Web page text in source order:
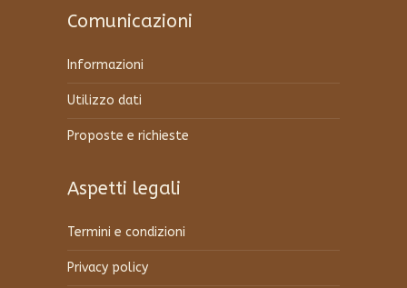
Comunicazioni
Informazioni
Utilizzo dati
Proposte e richieste
Aspetti legali
Termini e condizioni
Privacy policy